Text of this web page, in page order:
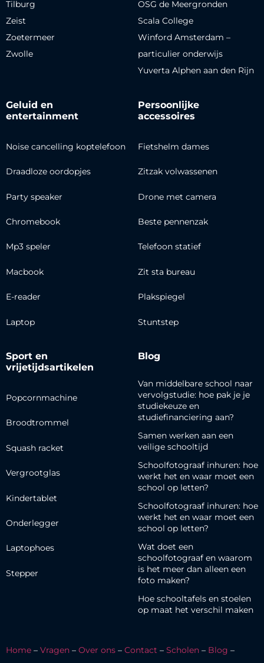
Tilburg
Zeist
Zoetermeer
Zwolle
OSG de Meergronden
Scala College
Winford Amsterdam –
particulier onderwijs
Yuverta Alphen aan den Rijn
Geluid en
entertainment
Noise cancelling koptelefoon
Draadloze oordopjes
Party speaker
Chromebook
Mp3 speler
Macbook
E-reader
Laptop
Persoonlijke
accessoires
Fietshelm dames
Zitzak volwassenen
Drone met camera
Beste pennenzak
Telefoon statief
Zit sta bureau
Plakspiegel
Stuntstep
Sport en
vrijetijdsartikelen
Popcornmachine
Broodtrommel
Squash racket
Vergrootglas
Kindertablet
Onderlegger
Laptophoes
Stepper
Blog
Van middelbare school naar
vervolgstudie: hoe pak je je
studiekeuze en
studiefinanciering aan?
Samen werken aan een
veilige schooltijd
Schoolfotograaf inhuren: hoe
werkt het en waar moet een
school op letten?
Schoolfotograaf inhuren: hoe
werkt het en waar moet een
school op letten?
Wat doet een
schoolfotograaf en waarom
is het meer dan alleen een
foto maken?
Hoe schooltafels en stoelen
op maat het verschil maken
Home – Vragen – Over ons – Contact – Scholen – Blog –